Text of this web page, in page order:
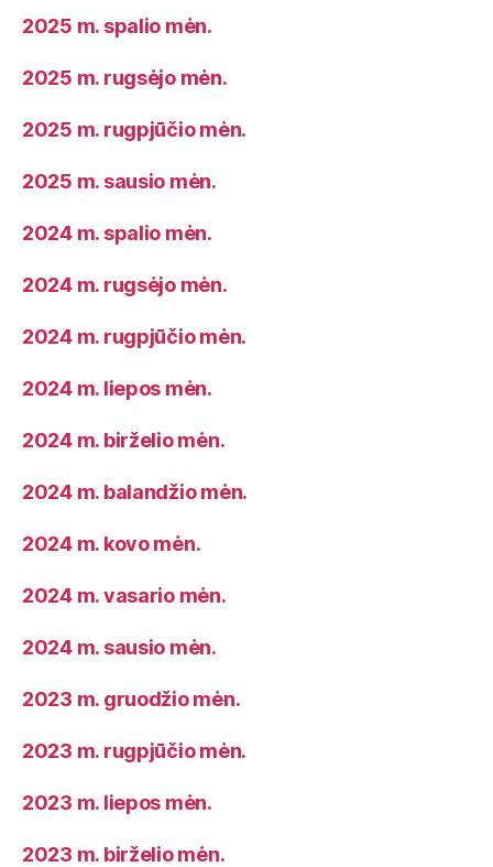
2025 m. spalio mėn.
2025 m. rugsėjo mėn.
2025 m. rugpjūčio mėn.
2025 m. sausio mėn.
2024 m. spalio mėn.
2024 m. rugsėjo mėn.
2024 m. rugpjūčio mėn.
2024 m. liepos mėn.
2024 m. birželio mėn.
2024 m. balandžio mėn.
2024 m. kovo mėn.
2024 m. vasario mėn.
2024 m. sausio mėn.
2023 m. gruodžio mėn.
2023 m. rugpjūčio mėn.
2023 m. liepos mėn.
2023 m. birželio mėn.